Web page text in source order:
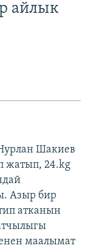
айлык
Шакиев
жатып, 24.kg
Азыр бир
атканын
маалымат